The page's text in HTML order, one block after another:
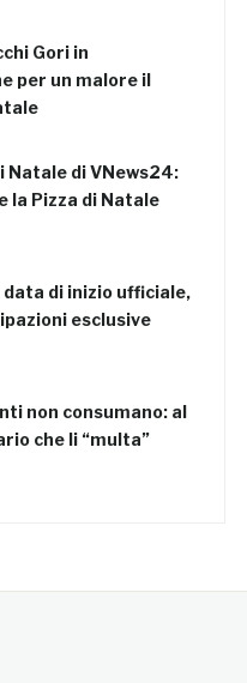
Gori in
per un malore il
Natale di VNews24:
la Pizza di Natale
di inizio ufficiale,
esclusive
non consumano: al
che li “multa”